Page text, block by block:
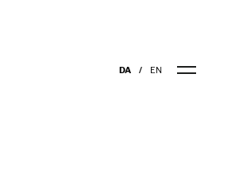
DA EN